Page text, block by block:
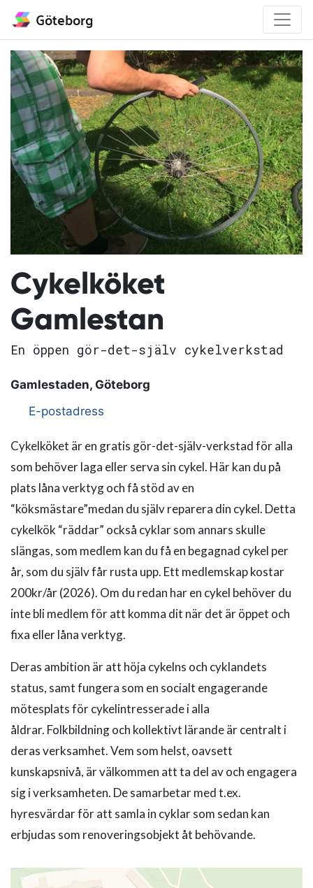
Göteborg
Cykelköket
Gamlestan
En öppen gör-det-själv cykelverkstad
Gamlestaden, Göteborg
E-postadress
Cykelköket är en gratis gör-det-själv-verkstad för alla
som behöver laga eller serva sin cykel. Här kan du på
plats låna verktyg och få stöd av en
“köksmästare”medan du själv reparera din cykel. Detta
cykelkök “räddar” också cyklar som annars skulle
slängas, som medlem kan du få en begagnad cykel per
år, som du själv får rusta upp. Ett medlemskap kostar
200kr/år (2026). Om du redan har en cykel behöver du
inte bli medlem för att komma dit när det är öppet och
fixa eller låna verktyg.
Deras ambition är att höja cykelns och cyklandets
status, samt fungera som en socialt engagerande
mötesplats för cykelintresserade i alla
åldrar. Folkbildning och kollektivt lärande är centralt i
deras verksamhet. Vem som helst, oavsett
kunskapsnivå, är välkommen att ta del av och engagera
sig i verksamheten. De samarbetar med t.ex.
hyresvärdar för att samla in cyklar som sedan kan
erbjudas som renoveringsobjekt åt behövande.